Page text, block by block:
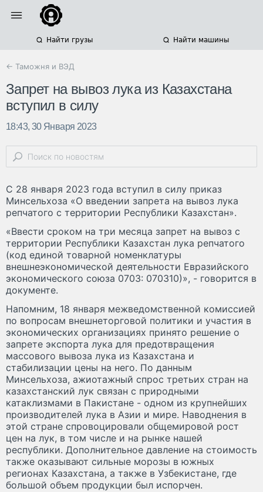
Найти грузы Найти машины
← Таможня и ВЭД
Запрет на вывоз лука из Казахстана
вступил в силу
18:43, 30 Января 2023
С 28 января 2023 года вступил в силу приказ
Минсельхоза «О введении запрета на вывоз лука
репчатого с территории Республики Казахстан».
«Ввести сроком на три месяца запрет на вывоз с
территории Республики Казахстан лука репчатого
(код единой товарной номенклатуры
внешнеэкономической деятельности Евразийского
экономического союза 0703: 070310)», - говорится в
документе.
Напомним, 18 января межведомственной комиссией
по вопросам внешнеторговой политики и участия в
экономических организациях принято решение о
запрете экспорта лука для предотвращения
массового вывоза лука из Казахстана и
стабилизации цены на него. По данным
Минсельхоза, ажиотажный спрос третьих стран на
казахстанский лук связан с природными
катаклизмами в Пакистане - одном из крупнейших
производителей лука в Азии и мире. Наводнения в
этой стране спровоцировали общемировой рост
цен на лук, в том числе и на рынке нашей
республики. Дополнительное давление на стоимость
также оказывают сильные морозы в южных
регионах Казахстана, а также в Узбекистане, где
большой объем продукции был испорчен.